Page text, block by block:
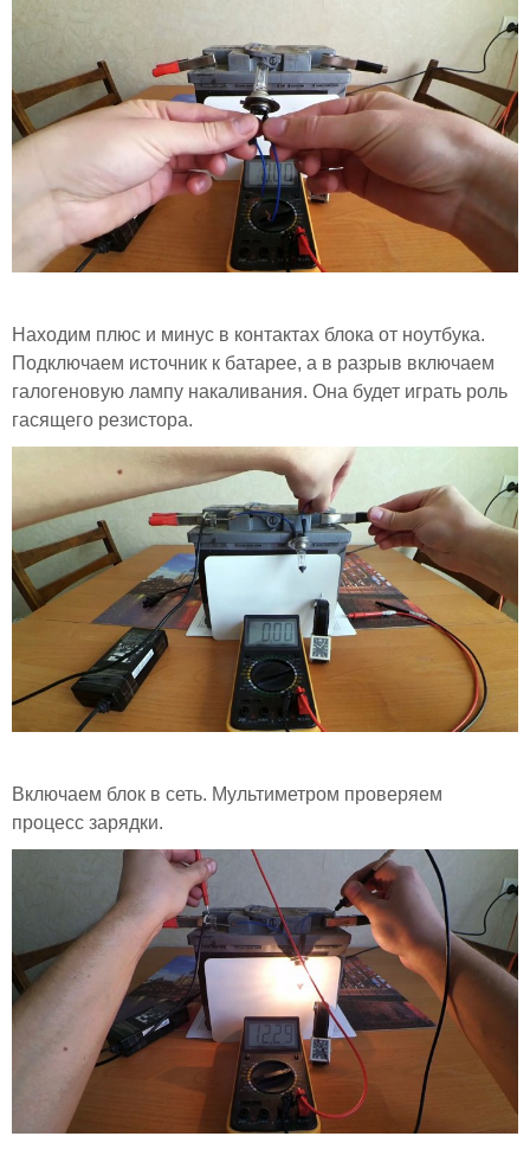
Находим плюс и минус в контактах блока от ноутбука.
Подключаем источник к батарее, а в разрыв включаем
галогеновую лампу накаливания. Она будет играть роль
гасящего резистора.
Включаем блок в сеть. Мультиметром проверяем
процесс зарядки.